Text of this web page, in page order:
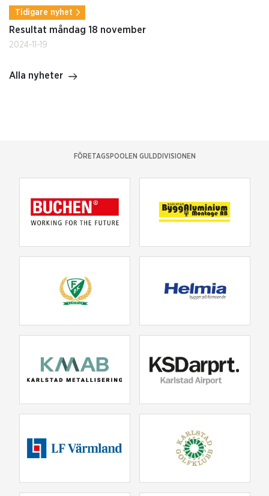
Tidigare nyhet
Resultat måndag 18 november
2024-11-19
Alla nyheter
FÖRETAGSPOOLEN GULDDIVISIONEN